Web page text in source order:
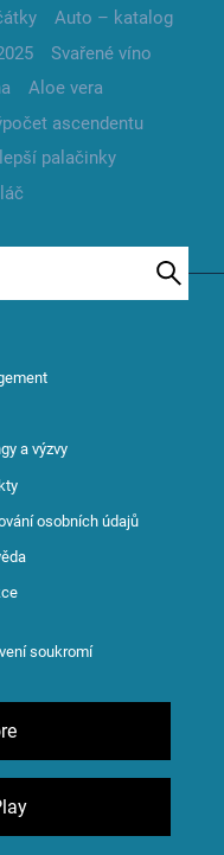
Auto – katalog
Svařené víno
Aloe vera
ascendentu
palačinky
a výzvy
osobních údajů
soukromí